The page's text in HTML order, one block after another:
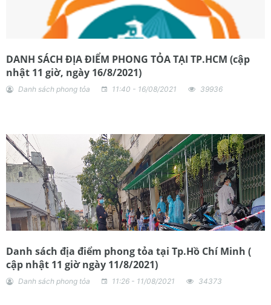
DANH SÁCH ĐỊA ĐIỂM PHONG TỎA TẠI TP.HCM (cập
nhật 11 giờ, ngày 16/8/2021)
Danh sách phong tỏa 11:40 - 16/08/2021 39936
Danh sách địa điểm phong tỏa tại Tp.Hồ Chí Minh (
cập nhật 11 giờ ngày 11/8/2021)
Danh sách phong tỏa 11:26 - 11/08/2021 34373